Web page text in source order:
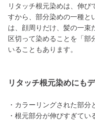
リタッチ根元染めは、伸び
すから、部分染めの一種と
は、顔周りだけ、髪の一束
区切って染めることを「部
いることもあります。
リタッチ根元染めにも
・カラーリングされた部
・根元部分が伸びすぎてい